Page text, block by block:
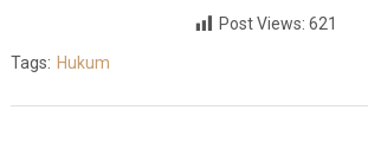
Post Views: 621
Tags: Hukum